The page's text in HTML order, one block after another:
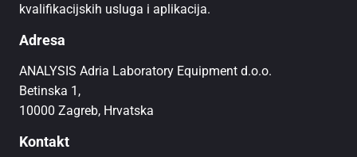
kvalifikacijskih usluga i aplikacija.
Adresa
ANALYSIS Adria Laboratory Equipment d.o.o.
Betinska 1,
10000 Zagreb, Hrvatska
Kontakt